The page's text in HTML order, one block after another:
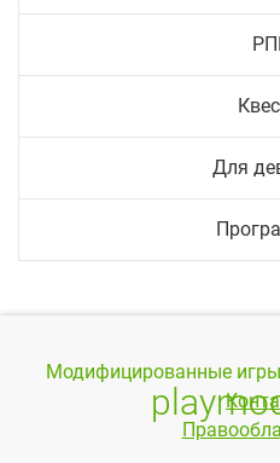
Для
Модифицированные